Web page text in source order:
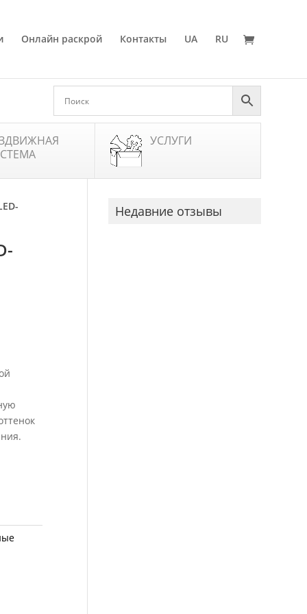
Онлайн раскрой Контакты UA RU
УСЛУГИ
Недавние отзывы